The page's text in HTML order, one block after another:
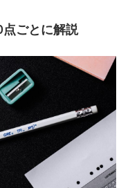
点ごとに解説